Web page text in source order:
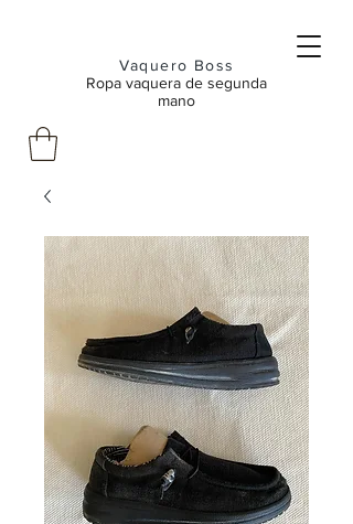
Vaquero Boss
Ropa vaquera de segunda
mano